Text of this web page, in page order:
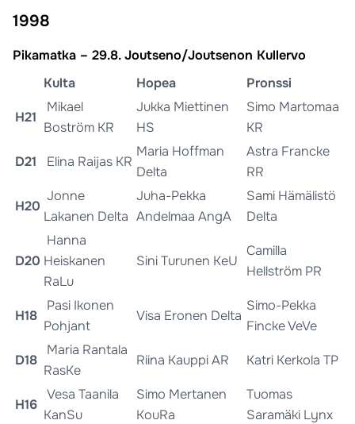
1998
Pikamatka – 29.8. Joutseno/Joutsenon Kullervo
Kulta
Hopea Pronssi
H21
Mikael
Boström KR
Jukka Miettinen
HS
Simo Martomaa
KR
D21 Elina Raijas KR
Maria Hoffman
Delta
Astra Francke
RR
H20
Jonne
Lakanen Delta
Juha-Pekka
Andelmaa AngA
Sami Hämälistö
Delta
D20
Hanna
Heiskanen
RaLu
Sini Turunen KeU
Camilla
Hellström PR
H18
Pasi Ikonen
Pohjant
Visa Eronen Delta
Simo-Pekka
Fincke VeVe
D18
Maria Rantala
RasKe
Riina Kauppi AR Katri Kerkola TP
H16
Vesa Taanila
KanSu
Simo Mertanen
KouRa
Tuomas
Saramäki Lynx